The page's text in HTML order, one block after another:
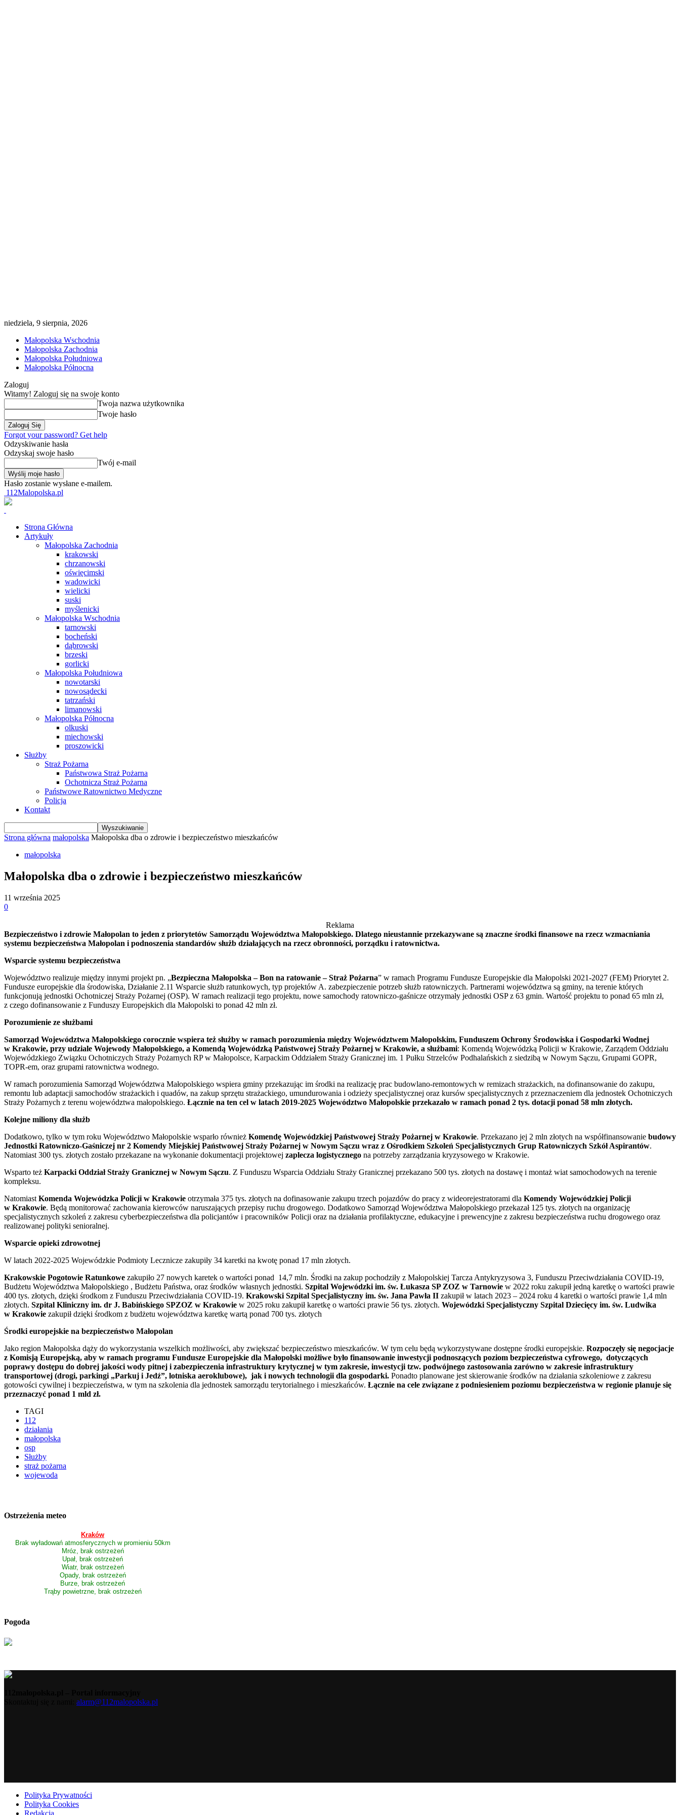
niedziela, 9 sierpnia, 2026
Małopolska Wschodnia
Małopolska Zachodnia
Małopolska Południowa
Małopolska Północna
Zaloguj
Witamy! Zaloguj się na swoje konto
Twoja nazwa użytkownika
Twoje hasło
Forgot your password? Get help
Odzyskiwanie hasła
Odzyskaj swoje hasło
Twój e-mail
Hasło zostanie wysłane e-mailem.
112Malopolska.pl
Strona Główna
Artykuły
Małopolska Zachodnia
krakowski
chrzanowski
oświęcimski
wadowicki
wielicki
suski
myślenicki
Małopolska Wschodnia
tarnowski
bocheński
dąbrowski
brzeski
gorlicki
Małopolska Południowa
nowotarski
nowosądecki
tatrzański
limanowski
Małopolska Północna
olkuski
miechowski
proszowicki
Służby
Straż Pożarna
Państwowa Straż Pożarna
Ochotnicza Straż Pożarna
Państwowe Ratownictwo Medyczne
Policja
Kontakt
Strona główna małopolska Małopolska dba o zdrowie i bezpieczeństwo mieszkańców
małopolska
Małopolska dba o zdrowie i bezpieczeństwo mieszkańców
11 września 2025
0
Reklama
Bezpieczeństwo i zdrowie Małopolan to jeden z priorytetów Samorządu Województwa Małopolskiego. Dlatego nieustannie przekazywane są znaczne środki finansowe na rzecz wzmacniania
systemu bezpieczeństwa Małopolan i podnoszenia standardów służb działających na rzecz obronności, porządku i ratownictwa.
Wsparcie systemu bezpieczeństwa
Województwo realizuje między innymi projekt pn. „Bezpieczna Małopolska – Bon na ratowanie – Straż Pożarna” w ramach Programu Fundusze Europejskie dla Małopolski 2021-2027 (FEM) Priorytet 2.
Fundusze europejskie dla środowiska, Działanie 2.11 Wsparcie służb ratunkowych, typ projektów A. zabezpieczenie potrzeb służb ratowniczych. Partnerami województwa są gminy, na terenie których
funkcjonują jednostki Ochotniczej Straży Pożarnej (OSP). W ramach realizacji tego projektu, nowe samochody ratowniczo-gaśnicze otrzymały jednostki OSP z 63 gmin. Wartość projektu to ponad 65 mln zł,
z czego dofinansowanie z Funduszy Europejskich dla Małopolski to ponad 42 mln zł.
Porozumienie ze służbami
Samorząd Województwa Małopolskiego corocznie wspiera też służby w ramach porozumienia między Województwem Małopolskim, Funduszem Ochrony Środowiska i Gospodarki Wodnej
w Krakowie, przy udziale Wojewody Małopolskiego, a Komendą Wojewódzką Państwowej Straży Pożarnej w Krakowie, a służbami: Komendą Wojewódzką Policji w Krakowie, Zarządem Oddziału
Wojewódzkiego Związku Ochotniczych Straży Pożarnych RP w Małopolsce, Karpackim Oddziałem Straży Granicznej im. 1 Pułku Strzelców Podhalańskich z siedzibą w Nowym Sączu, Grupami GOPR,
TOPR-em, oraz grupami ratownictwa wodnego.
W ramach porozumienia Samorząd Województwa Małopolskiego wspiera gminy przekazując im środki na realizację prac budowlano-remontowych w remizach strażackich, na dofinansowanie do zakupu,
remontu lub adaptacji samochodów strażackich i quadów, na zakup sprzętu strażackiego, umundurowania i odzieży specjalistycznej oraz kursów specjalistycznych z przeznaczeniem dla jednostek Ochotniczych
Straży Pożarnych z terenu województwa małopolskiego. Łącznie na ten cel w latach 2019-2025 Województwo Małopolskie przekazało w ramach ponad 2 tys. dotacji ponad 58 mln złotych.
Kolejne miliony dla służb
Dodatkowo, tylko w tym roku Województwo Małopolskie wsparło również Komendę Wojewódzkiej Państwowej Straży Pożarnej w Krakowie. Przekazano jej 2 mln złotych na współfinansowanie budowy
Jednostki Ratowniczo-Gaśniczej nr 2 Komendy Miejskiej Państwowej Straży Pożarnej w Nowym Sączu wraz z Ośrodkiem Szkoleń Specjalistycznych Grup Ratowniczych Szkół Aspirantów.
Natomiast 300 tys. złotych zostało przekazane na wykonanie dokumentacji projektowej zaplecza logistycznego na potrzeby zarządzania kryzysowego w Krakowie.
Wsparto też Karpacki Oddział Straży Granicznej w Nowym Sączu. Z Funduszu Wsparcia Oddziału Straży Granicznej przekazano 500 tys. złotych na dostawę i montaż wiat samochodowych na terenie
kompleksu.
Natomiast Komenda Wojewódzka Policji w Krakowie otrzymała 375 tys. złotych na dofinasowanie zakupu trzech pojazdów do pracy z wideorejestratorami dla Komendy Wojewódzkiej Policji
w Krakowie. Będą monitorować zachowania kierowców naruszających przepisy ruchu drogowego. Dodatkowo Samorząd Województwa Małopolskiego przekazał 125 tys. złotych na organizację
specjalistycznych szkoleń z zakresu cyberbezpieczeństwa dla policjantów i pracowników Policji oraz na działania profilaktyczne, edukacyjne i prewencyjne z zakresu bezpieczeństwa ruchu drogowego oraz
realizowanej polityki senioralnej.
Wsparcie opieki zdrowotnej
W latach 2022-2025 Wojewódzkie Podmioty Lecznicze zakupiły 34 karetki na kwotę ponad 17 mln złotych.
Krakowskie Pogotowie Ratunkowe zakupiło 27 nowych karetek o wartości ponad 14,7 mln. Środki na zakup pochodziły z Małopolskiej Tarcza Antykryzysowa 3, Funduszu Przeciwdziałania COVID-19,
Budżetu Województwa Małopolskiego , Budżetu Państwa, oraz środków własnych jednostki. Szpital Wojewódzki im. św. Łukasza SP ZOZ w Tarnowie w 2022 roku zakupił jedną karetkę o wartości prawie
400 tys. złotych, dzięki środkom z Funduszu Przeciwdziałania COVID-19. Krakowski Szpital Specjalistyczny im. św. Jana Pawła II zakupił w latach 2023 – 2024 roku 4 karetki o wartości prawie 1,4 mln
złotych. Szpital Kliniczny im. dr J. Babińskiego SPZOZ w Krakowie w 2025 roku zakupił karetkę o wartości prawie 56 tys. złotych. Wojewódzki Specjalistyczny Szpital Dziecięcy im. św. Ludwika
w Krakowie zakupił dzięki środkom z budżetu województwa karetkę wartą ponad 700 tys. złotych
Środki europejskie na bezpieczeństwo Małopolan
Jako region Małopolska dąży do wykorzystania wszelkich możliwości, aby zwiększać bezpieczeństwo mieszkańców. W tym celu będą wykorzystywane dostępne środki europejskie. Rozpoczęły się negocjacje
z Komisją Europejską, aby w ramach programu Fundusze Europejskie dla Małopolski możliwe było finansowanie inwestycji podnoszących poziom bezpieczeństwa cyfrowego, dotyczących
poprawy dostępu do dobrej jakości wody pitnej i zabezpieczenia infrastruktury krytycznej w tym zakresie, inwestycji tzw. podwójnego zastosowania zarówno w zakresie infrastruktury
transportowej (drogi, parkingi „Parkuj i Jedź”, lotniska aeroklubowe), jak i nowych technologii dla gospodarki. Ponadto planowane jest skierowanie środków na działania szkoleniowe z zakresu
gotowości cywilnej i bezpieczeństwa, w tym na szkolenia dla jednostek samorządu terytorialnego i mieszkańców. Łącznie na cele związane z podniesieniem poziomu bezpieczeństwa w regionie planuje się
przeznaczyć ponad 1 mld zł.
TAGI
112
działania
małopolska
osp
Służby
straż pożarna
wojewoda
Ostrzeżenia meteo
Kraków
Brak wyładowań atmosferycznych w promieniu 50km
Mróz, brak ostrzeżeń
Upał, brak ostrzeżeń
Wiatr, brak ostrzeżeń
Opady, brak ostrzeżeń
Burze, brak ostrzeżeń
Trąby powietrzne, brak ostrzeżeń
Pogoda
alarm@112malopolska.pl
Polityka Prywatności
Polityka Cookies
Redakcja